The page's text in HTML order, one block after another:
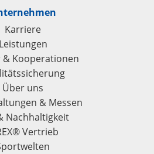
Karriere
Leistungen
& Kooperationen
Über uns
& Messen
Nachhaltigkeit
Vertrieb